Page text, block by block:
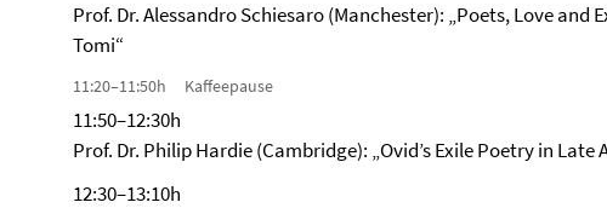
Prof. Dr. Alessandro Schiesaro (Manchester): „Poets, Love and
Tomi“
11:20–11:50h Kaffeepause
11:50–12:30h
Prof. Dr. Philip Hardie (Cambridge): „Ovid’s Exile Poetry in Late
12:30–13:10h